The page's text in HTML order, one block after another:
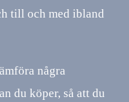
till och med ibland
några
du köper, så att du